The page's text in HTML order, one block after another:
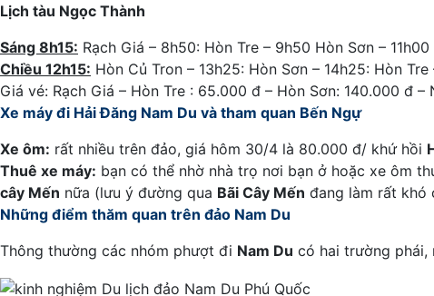
Lịch tàu Ngọc Thành
Sáng 8h15: Rạch Giá – 8h50: Hòn Tre – 9h50 Hòn Sơn –
Chiều 12h15: Hòn Củ Tron – 13h25: Hòn Sơn – 14h25: Hòn Tre
Giá vé: Rạch Giá – Hòn Tre : 65.000 đ – Hòn Sơn: 140.000 đ
Xe máy đi Hải Đăng Nam Du và tham quan Bến Ngự
Xe ôm: rất nhiều trên đảo, giá hôm 30/4 là 80.000 đ/ khứ hồi
Thuê xe máy: bạn có thể nhờ nhà trọ nơi bạn ở hoặc xe ôm
cây Mến nữa (lưu ý đường qua Bãi Cây Mến đang làm rất khó
Những điểm thăm quan trên đảo Nam Du
Thông thường các nhóm phượt đi Nam Du có hai trường phái,